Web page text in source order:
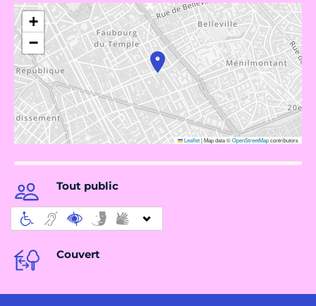
+
−
Leaflet|Map data ©OpenStreetMapcontributors
Tout public
Couvert